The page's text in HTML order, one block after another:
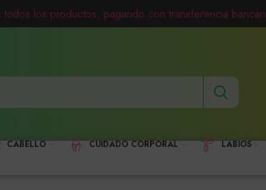
CABELLO CUIDADO CORPORAL LABIOS
los productos, pagando con transferencia